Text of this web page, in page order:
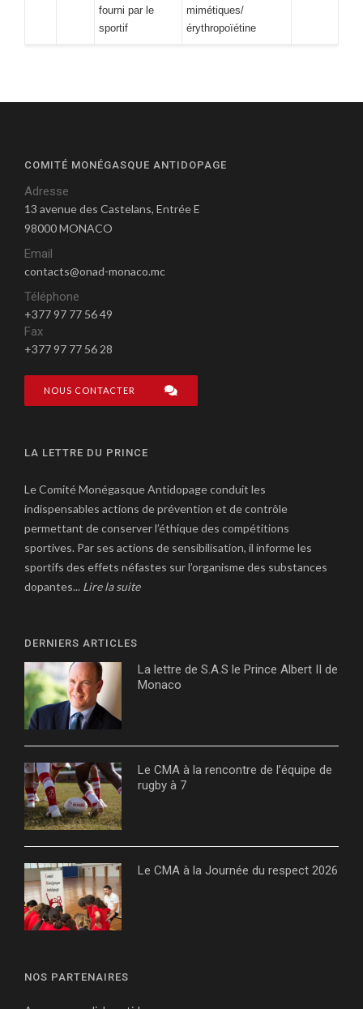
fourni par le
sportif
mimétiques/
érythropoïétine
COMITÉ MONÉGASQUE ANTIDOPAGE
Adresse
13 avenue des Castelans, Entrée E
98000 MONACO
Email
contacts@onad-monaco.mc
Téléphone
+377 97 77 56 49
Fax
+377 97 77 56 28
NOUS CONTACTER
LA LETTRE DU PRINCE
Le Comité Monégasque Antidopage conduit les
indispensables actions de prévention et de contrôle
permettant de conserver l’éthique des compétitions
sportives. Par ses actions de sensibilisation, il informe les
sportifs des effets néfastes sur l’organisme des substances
dopantes... Lire la suite
DERNIERS ARTICLES
La lettre de S.A.S le Prince Albert II de
Monaco
Le CMA à la rencontre de l’équipe de
rugby à 7
Le CMA à la Journée du respect 2026
NOS PARTENAIRES